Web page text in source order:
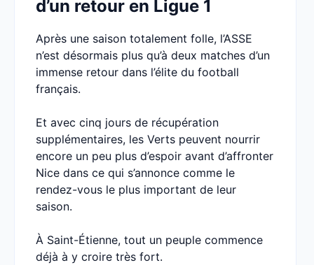
d’un retour en Ligue 1
Après une saison totalement folle, l’ASSE
n’est désormais plus qu’à deux matches d’un
immense retour dans l’élite du football
français.
Et avec cinq jours de récupération
supplémentaires, les Verts peuvent nourrir
encore un peu plus d’espoir avant d’affronter
Nice dans ce qui s’annonce comme le
rendez-vous le plus important de leur
saison.
À Saint-Étienne, tout un peuple commence
déjà à y croire très fort.